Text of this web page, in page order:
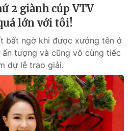
VTV8
English
2 giành cúp VTV
lớn với tôi!
bất ngờ khi được xướng tên ở
ấn tượng và cũng vô cùng tiếc
dự lễ trao giải.